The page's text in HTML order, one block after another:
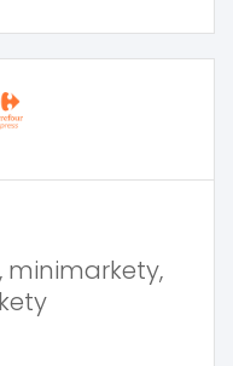
minimarkety,